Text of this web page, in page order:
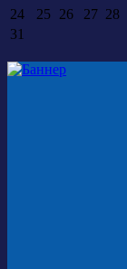
24
25 26 27 28
31